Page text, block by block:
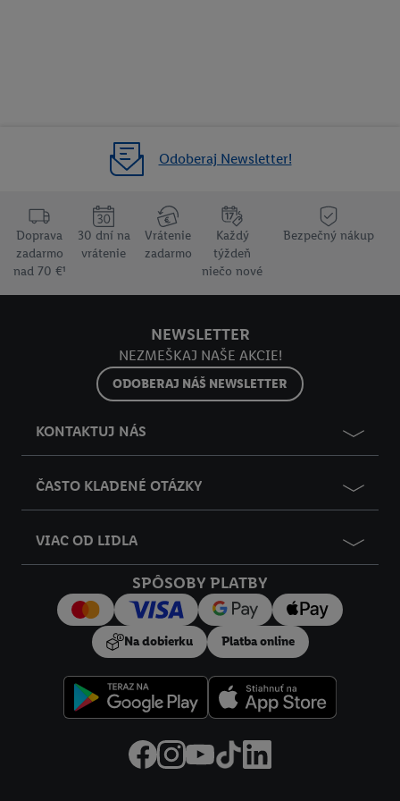
Odoberaj Newsletter!
Doprava
zadarmo
nad 70 €¹
30 dní na
vrátenie
Vrátenie
zadarmo
Každý
týždeň
niečo nové
Bezpečný nákup
NEWSLETTER
NEZMEŠKAJ NAŠE AKCIE!
ODOBERAJ NÁŠ NEWSLETTER
KONTAKTUJ NÁS
ČASTO KLADENÉ OTÁZKY
VIAC OD LIDLA
SPÔSOBY PLATBY
Na dobierku Platba online
Ďalšie informácie vrátane informácií o dobe uchovávania
údajov a Vašom práve kedykoľvek odvolať súhlas s účinnosťou
údajov
Imprint nájdete tu.